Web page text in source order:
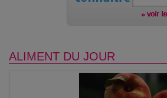
ALIMENT DU JOUR